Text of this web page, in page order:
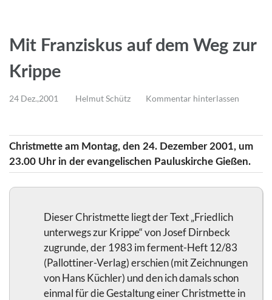
Mit Franziskus auf dem Weg zur
Krippe
24 Dez.,2001 Helmut Schütz Kommentar hinterlassen
Christmette am Montag, den 24. Dezember 2001, um
23.00 Uhr in der evangelischen Pauluskirche Gießen.
Dieser Christmette liegt der Text „Friedlich
unterwegs zur Krippe“ von Josef Dirnbeck
zugrunde, der 1983 im ferment-Heft 12/83
(Pallottiner-Verlag) erschien (mit Zeichnungen
von Hans Küchler) und den ich damals schon
einmal für die Gestaltung einer Christmette in